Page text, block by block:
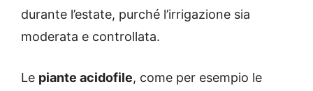
durante l’estate, purché l’irrigazione sia
moderata e controllata.
Le piante acidofile, come per esempio le